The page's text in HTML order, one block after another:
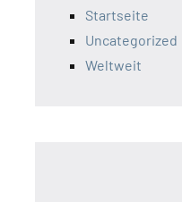
Startseite
Uncategorized
Weltweit